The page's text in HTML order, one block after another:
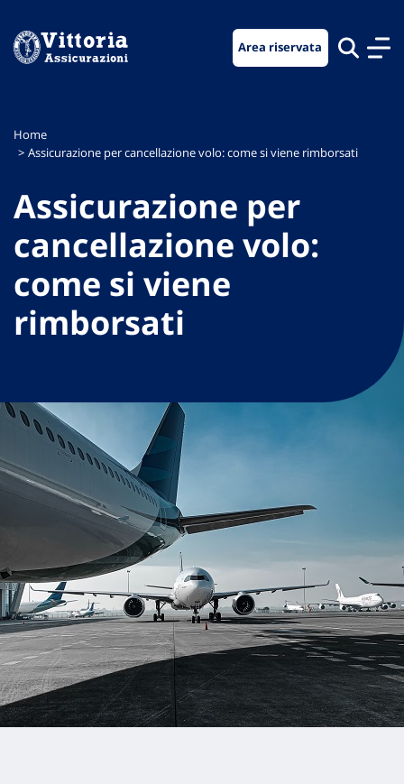
menu
contenuto
footer
Area riservata
Home
Assicurazione per cancellazione volo: come si viene rimborsati
Assicurazione per
cancellazione volo:
come si viene
rimborsati